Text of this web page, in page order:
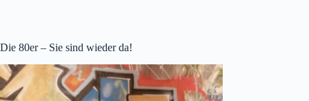
Die 80er – Sie sind wieder da!